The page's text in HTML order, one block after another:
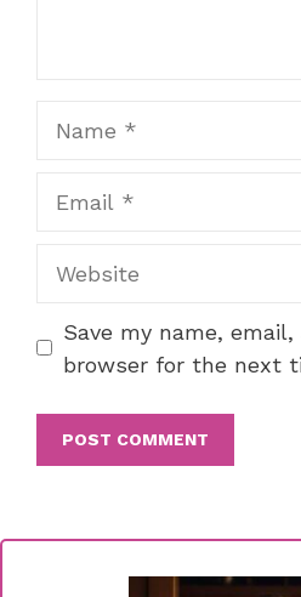
Save my name,
browser for the next